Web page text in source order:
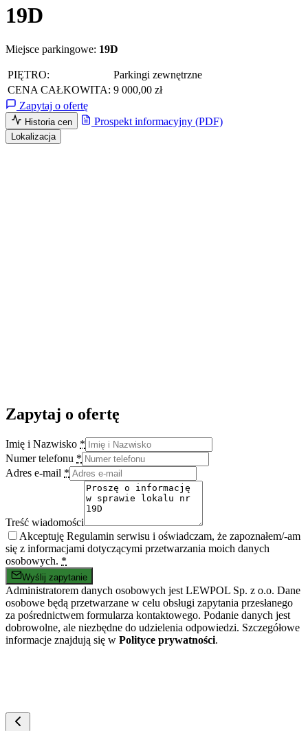
19D
Miejsce parkingowe: 19D
PIĘTRO:
Parkingi zewnętrzne
CENA CAŁKOWITA: 9 000,00 zł
Zapytaj o ofertę
Historia cen Prospekt informacyjny (PDF)
Lokalizacja
Zapytaj o ofertę
Imię i Nazwisko *
Numer telefonu *
Adres e-mail *
Treść wiadomości
Akceptuję Regulamin serwisu i oświadczam, że zapoznałem/-am
się z informacjami dotyczącymi przetwarzania moich danych
osobowych. *
Wyślij zapytanie
Administratorem danych osobowych jest LEWPOL Sp. z o.o. Dane
osobowe będą przetwarzane w celu obsługi zapytania przesłanego
za pośrednictwem formularza kontaktowego. Podanie danych jest
dobrowolne, ale niezbędne do udzielenia odpowiedzi. Szczegółowe
informacje znajdują się w Polityce prywatności.